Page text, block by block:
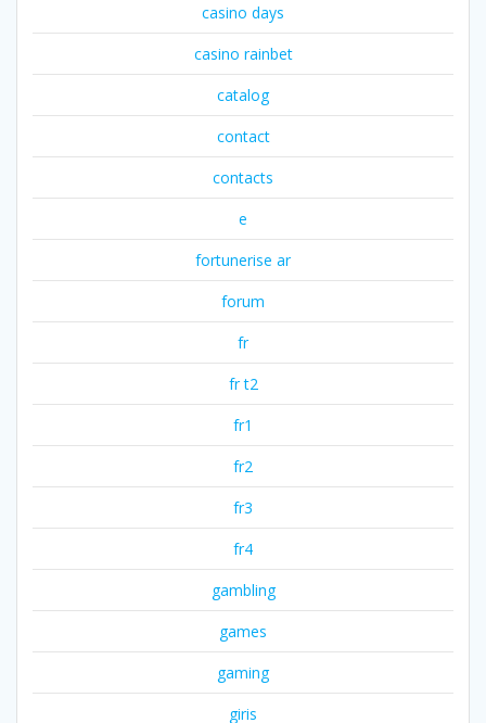
casino days
casino rainbet
catalog
contact
contacts
e
fortunerise ar
forum
fr
fr t2
fr1
fr2
fr3
fr4
gambling
games
gaming
giris